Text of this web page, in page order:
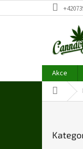
na
Akce
Domů
kategorie